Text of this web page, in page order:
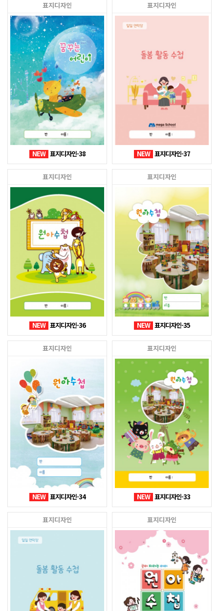
표지디자인
NEW 표지디자인-38
표지디자인
NEW 표지디자인-37
표지디자인
NEW 표지디자인-36
표지디자인
NEW 표지디자인-35
표지디자인
NEW 표지디자인-34
표지디자인
NEW 표지디자인-33
표지디자인 표지디자인